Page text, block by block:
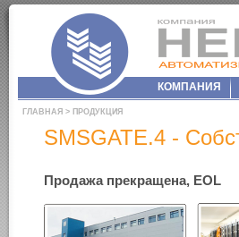
КОМПАНИЯ
ГЛАВНАЯ > ПРОДУКЦИЯ
SMSGATE.4 -
Продажа прекращена, EOL